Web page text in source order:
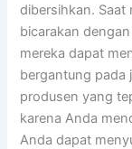
dibersihkan. Saat
bicarakan
mereka dapat
bergantung pada
produsen yang
karena Anda
Anda dapat